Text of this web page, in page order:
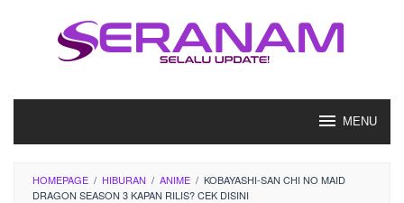
MENU
HOMEPAGE / HIBURAN / ANIME / KOBAYASHI-SAN CHI NO MAID
DRAGON SEASON 3 KAPAN RILIS? CEK DISINI